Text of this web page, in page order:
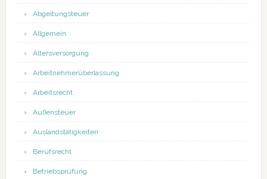
Abgeltungsteuer
Allgemein
Altersversorgung
Arbeitnehmerüberlassung
Arbeitsrecht
Außensteuer
Auslandstätigkeiten
Berufsrecht
Betriebsprüfung